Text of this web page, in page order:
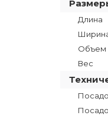
Длина
Объем
Вес